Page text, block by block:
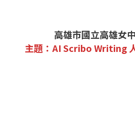
高雄市國立高雄女
主題：AI Scribo Writing